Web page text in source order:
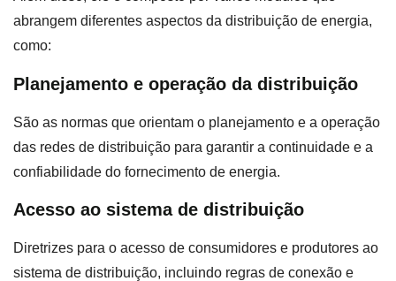
abrangem diferentes aspectos da distribuição de energia,
como:
Planejamento e operação da distribuição
São as normas que orientam o planejamento e a operação
das redes de distribuição para garantir a continuidade e a
confiabilidade do fornecimento de energia.
Acesso ao sistema de distribuição
Diretrizes para o acesso de consumidores e produtores ao
sistema de distribuição, incluindo regras de conexão e